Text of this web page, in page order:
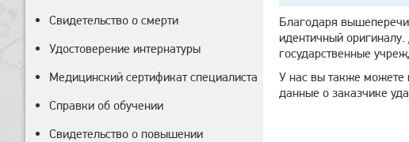
Благодаря
идентичный
государственные
У нас вы также можете
данные о заказчике
Свидетельство о смерти
Удостоверение интернатуры
Медицинский сертификат специалиста
Справки об обучении
Свидетельство о повышении